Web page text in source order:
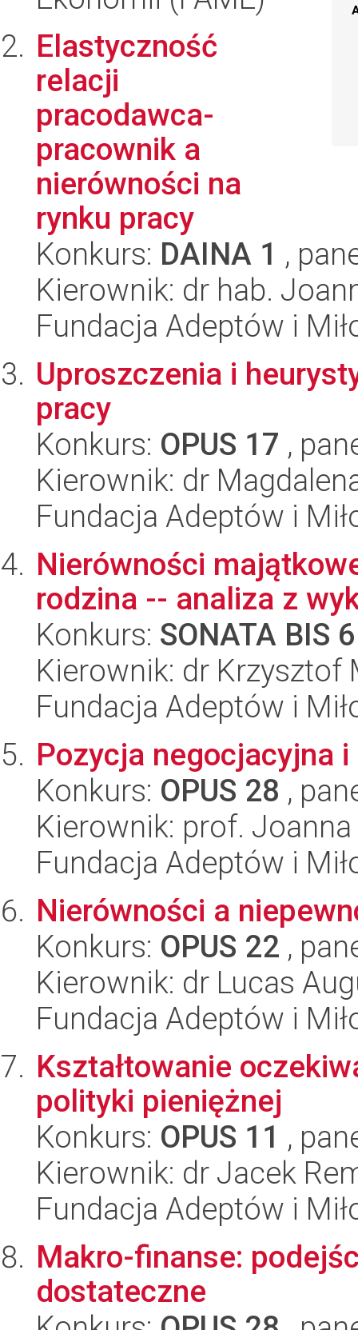
Elastyczność
relacji
pracodawca-
pracownik a
nierówności na
rynku pracy
Konkurs: DAINA 1 ,
Kierownik: dr hab.
Fundacja Adeptów i
Uproszczenia i
pracy
Konkurs: OPUS 17 ,
Kierownik: dr
Fundacja Adeptów i
Nierówności
rodzina -- analiza z
Konkurs: SONATA BIS 6
Kierownik: dr Krzysztof
Fundacja Adeptów i
Pozycja negocjacyjna
Konkurs: OPUS 28 ,
Kierownik: prof.
Fundacja Adeptów i
Nierówności a
Konkurs: OPUS 22 ,
Kierownik: dr Lucas
Fundacja Adeptów i
Kształtowanie
polityki pieniężnej
Konkurs: OPUS 11 ,
Kierownik: dr Jacek
Fundacja Adeptów i
Makro-finanse:
dostateczne